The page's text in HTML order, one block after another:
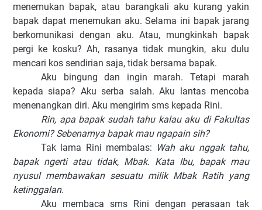
menemukan bapak, atau barangkali aku kurang yakin
bapak dapat menemukan aku. Selama ini bapak jarang
berkomunikasi dengan aku. Atau, mungkinkah bapak
pergi ke kosku? Ah, rasanya tidak mungkin, aku dulu
mencari kos sendirian saja, tidak bersama bapak.
Aku bingung dan ingin marah. Tetapi marah
kepada siapa? Aku serba salah. Aku lantas mencoba
menenangkan diri. Aku mengirim sms kepada Rini.
Rin, apa bapak sudah tahu kalau aku di Fakultas
Ekonomi? Sebenarnya bapak mau ngapain sih?
Tak lama Rini membalas: Wah aku nggak tahu,
bapak ngerti atau tidak, Mbak. Kata Ibu, bapak mau
nyusul membawakan sesuatu milik Mbak Ratih yang
ketinggalan.
Aku membaca sms Rini dengan perasaan tak